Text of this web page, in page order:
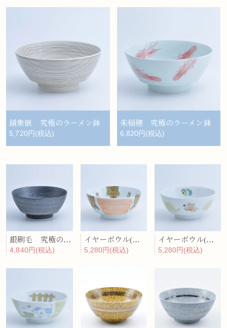
錆象嵌 究極のラーメン鉢
5,720円(税込)
朱稲穂 究極のラーメン鉢
6,820円(税込)
銀刷毛 究極のラーメン鉢
4,840円(税込)
イヤーボウル(亥) 究極のラーメン鉢
5,280円(税込)
イヤーボウル(子) 究極のラーメン鉢
5,280円(税込)